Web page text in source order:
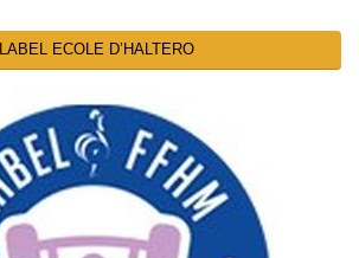
LABEL ECOLE D’HALTERO